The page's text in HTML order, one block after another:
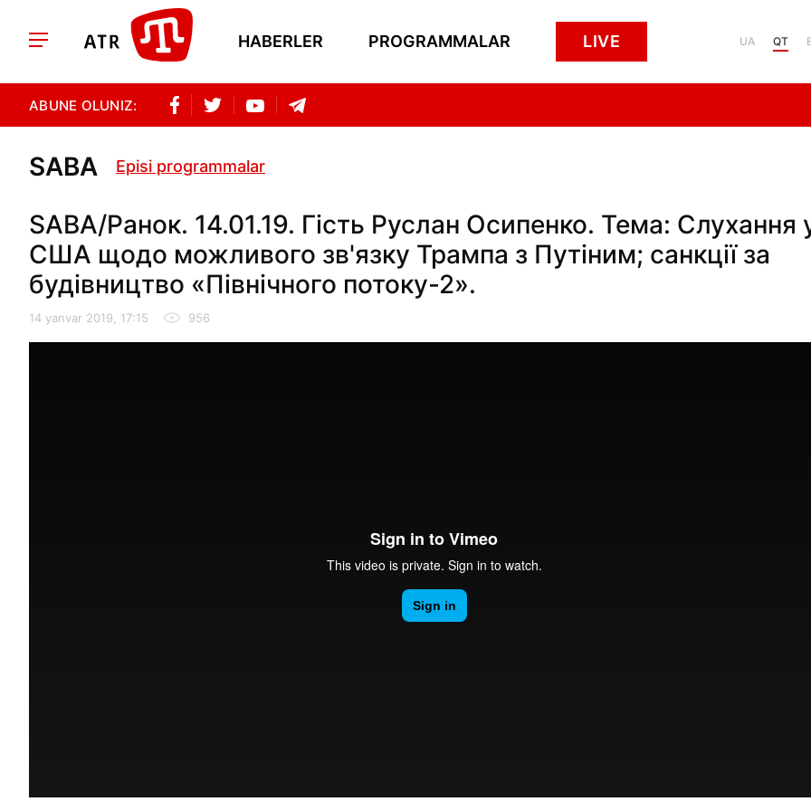
HABERLER PROGRAMMALAR LIVE UA QT
ABUNE OLUNIZ:
SABA Episi programmalar
SABA/Ранок. 14.01.19. Гість Руслан Осипенко. Тема: Слухання
США щодо можливого зв'язку Трампа з Путіним; санкції за
будівництво «Північного потоку-2».
14 yanvar 2019, 17:15 956